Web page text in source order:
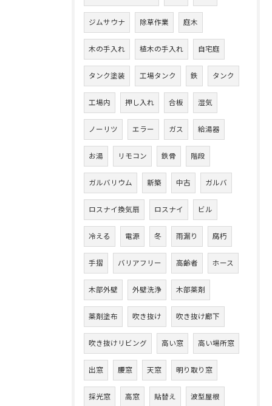
ジムサウナ 除草作業 庭木
木の手入れ 植木の手入れ 自宅庭
タンク塗装 工場タンク 鉄 タンク
工場内 押し入れ 合板 湿気
ノーリツ エラー ガス 給湯器
お湯 リモコン 鉄骨 階段
ガルバリウム 新築 中古 ガルバ
ロスナイ換気扇 ロスナイ ビル
冷える 電源 冬 雨漏り 腐朽
手摺 バリアフリー 高齢者 ホース
木部外壁 外壁洗浄 木部薬剤
薬剤塗布 吹き抜け 吹き抜け廊下
吹き抜けリビング 高い窓 高い場所窓
出窓 腰窓 天窓 明り取り窓
採光窓 高窓 貼替え 波型屋根